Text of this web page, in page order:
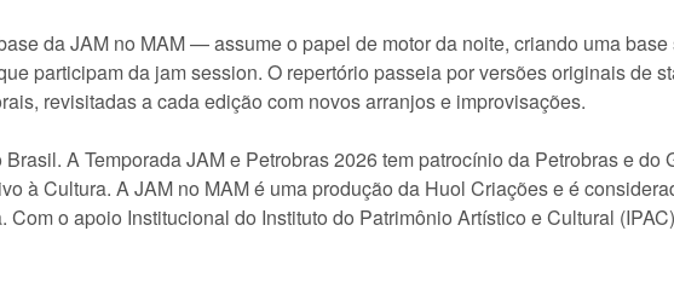
da JAM no MAM — assume o papel de motor da noite, criando uma base
participam da jam session. O repertório passeia por versões originais de
revisitadas a cada edição com novos arranjos e improvisações.
A Temporada JAM e Petrobras 2026 tem patrocínio da Petrobras e do
à Cultura. A JAM no MAM é uma produção da Huol Criações e é
o apoio Institucional do Instituto do Patrimônio Artístico e Cultural